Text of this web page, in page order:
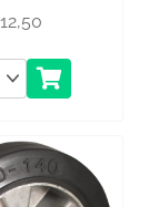
12,50